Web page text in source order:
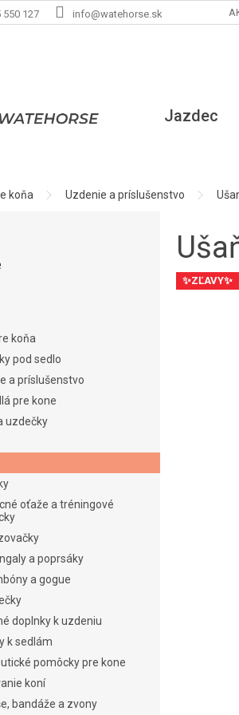
550 127 info@watehorse.sk
Jazdec
koňa Uzdenie a príslušenstvo
koňa
pod sedlo
a príslušenstvo
pre kone
uzdečky
oťaže a tréningové
a poprsáky
a gogue
doplnky k uzdeniu
k sedlám
pomôcky pre kone
koní
bandáže a zvony
✨ZĽAVY✨